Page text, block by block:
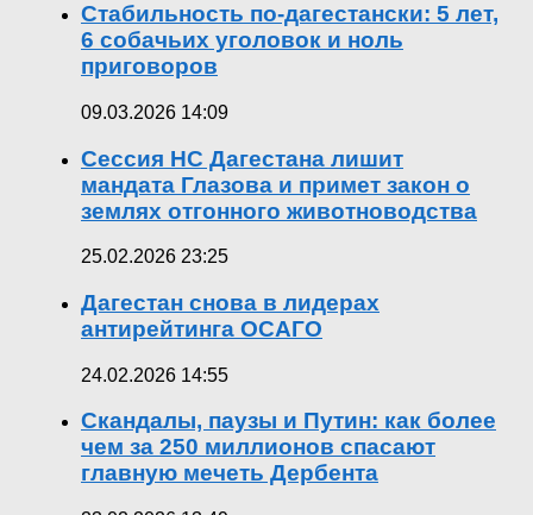
Стабильность по-дагестански: 5 лет,
6 собачьих уголовок и ноль
приговоров
09.03.2026 14:09
Сессия НС Дагестана лишит
мандата Глазова и примет закон о
землях отгонного животноводства
25.02.2026 23:25
Дагестан снова в лидерах
антирейтинга ОСАГО
24.02.2026 14:55
Скандалы, паузы и Путин: как более
чем за 250 миллионов спасают
главную мечеть Дербента